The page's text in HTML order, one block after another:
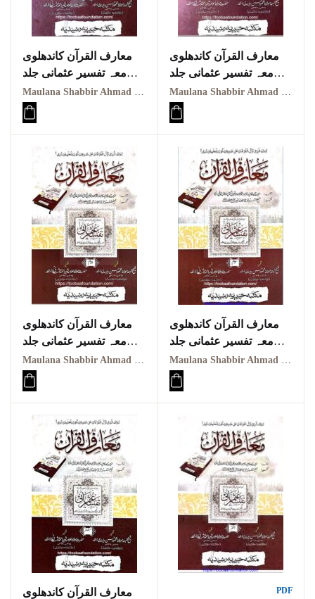
معارف القرآن کاندھلوی
معہ تفسیر عثمانی جلد
پنجم
Maarif ul quraan
kandhalvi ma tafseer e
Maulana Shabbir Ahmad Usmani, Molana Idrees Kandhalvi
معارف القرآن کاندھلوی
معہ تفسیر عثمانی جلد
چہارمِِ
Maarif ul quraan
kandhalvi ma tafseer e
Maulana Shabbir Ahmad Usmani, Molana Idrees Kandhalvi
معارف القرآن کاندھلوی
معہ تفسیر عثمانی جلد
دوم
Maarif ul quraan
kandhalvi ma tafseer e
Maulana Shabbir Ahmad Usmani, Molana Idrees Kandhalvi
معارف القرآن کاندھلوی
معہ تفسیر عثمانی جلد
سوم Maarif ul quraan
kandhalvi ma tafseer e
usmani PDF VOL-3
Maulana Shabbir Ahmad Usmani, Molana Idrees Kandhalvi
معارف القرآن کاندھلوی
PDF